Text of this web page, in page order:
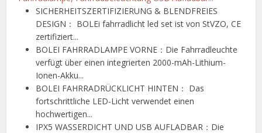
SICHERHEITSZERTIFIZIERUNG & BLENDFREIES
DESIGN： BOLEi fahrradlicht led set ist von StVZO, CE
zertifiziert...
BOLEI FAHRRADLAMPE VORNE：Die Fahrradleuchte
verfügt über einen integrierten 2000-mAh-Lithium-
Ionen-Akku...
BOLEI FAHRRADRÜCKLICHT HINTEN： Das
fortschrittliche LED-Licht verwendet einen
hochwertigen...
IPX5 WASSERDICHT UND USB AUFLADBAR：Die